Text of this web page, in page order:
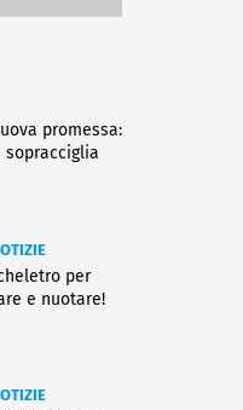
promessa:
sopracciglia
per
e nuotare!